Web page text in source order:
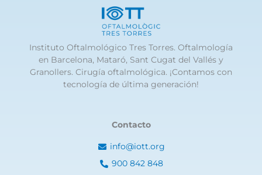
Instituto Oftalmológico Tres Torres. Oftalmología
en Barcelona, Mataró, Sant Cugat del Vallés y
Granollers. Cirugía oftalmológica. ¡Contamos con
tecnología de última generación!
Contacto
info@iott.org
900 842 848